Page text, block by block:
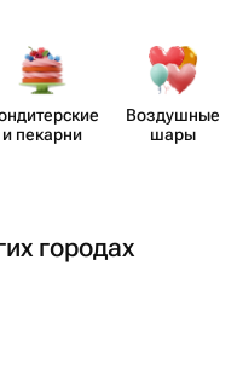
и пекарни
Воздушные
шары
городах